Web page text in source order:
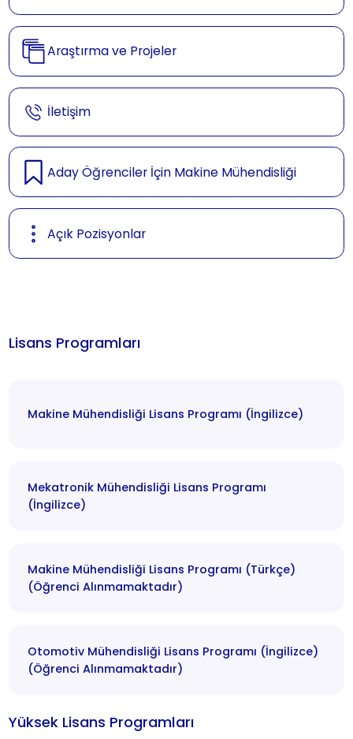
Araştırma ve Projeler
İletişim
Aday Öğrenciler İçin Makine Mühendisliği
Açık Pozisyonlar
Lisans Programları
Makine Mühendisliği Lisans Programı (İngilizce)
Mekatronik Mühendisliği Lisans Programı
(İngilizce)
Makine Mühendisliği Lisans Programı (Türkçe)
(Öğrenci Alınmamaktadır)
Otomotiv Mühendisliği Lisans Programı (İngilizce)
(Öğrenci Alınmamaktadır)
Yüksek Lisans Programları